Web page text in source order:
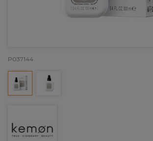
P037144